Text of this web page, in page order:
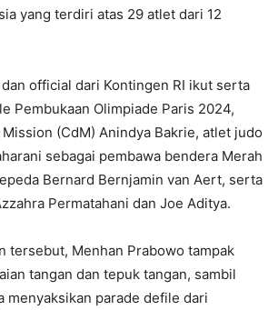
yang terdiri atas 29 atlet dari 12
official dari Kontingen RI ikut serta
Pembukaan Olimpiade Paris 2024,
(CdM) Anindya Bakrie, atlet judo
sebagai pembawa bendera Merah
Bernard Bernjamin van Aert, serta
Permatahani dan Joe Aditya.
tersebut, Menhan Prabowo tampak
tangan dan tepuk tangan, sambil
menyaksikan parade defile dari